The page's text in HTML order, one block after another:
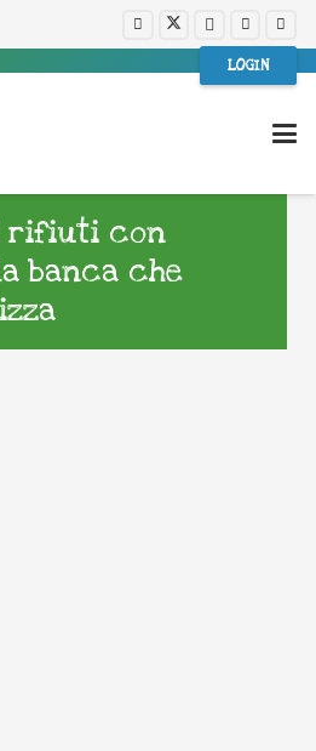
LOGIN
rifiuti con
banca che